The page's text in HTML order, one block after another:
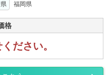
県 福岡県
格
ださい。